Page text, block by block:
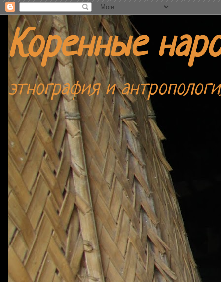
Коренные
этнография и